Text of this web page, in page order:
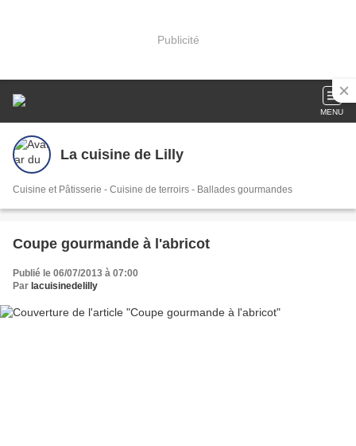
Publicité
MENU
La cuisine de Lilly
Cuisine et Pâtisserie - Cuisine de terroirs - Ballades gourmandes
Coupe gourmande à l'abricot
Publié le 06/07/2013 à 07:00
Par lacuisinedelilly